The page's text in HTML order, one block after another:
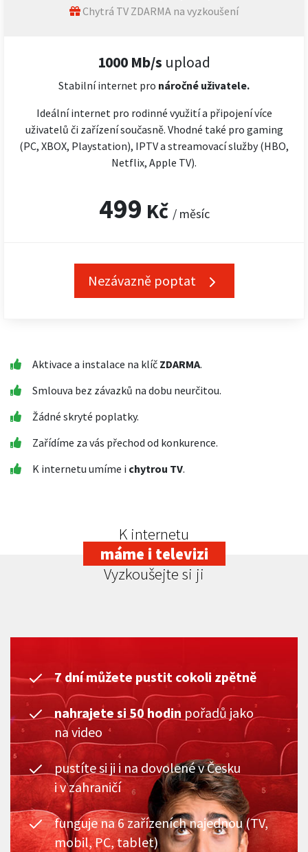
Chytrá TV ZDARMA na vyzkoušení
1000 Mb/s upload
Stabilní internet pro náročné uživatele.
Ideální internet pro rodinné využití a připojení více
uživatelů či zařízení současně. Vhodné také pro gaming
(PC, XBOX, Playstation), IPTV a streamovací služby (HBO,
Netflix, Apple TV).
499 Kč / měsíc
Nezávazně poptat
Aktivace a instalace na klíč ZDARMA.
Smlouva bez závazků na dobu neurčitou.
Žádné skryté poplatky.
Zařídíme za vás přechod od konkurence.
K internetu umíme i chytrou TV.
K internetu
máme i televizi
Vyzkoušejte si ji
7 dní můžete pustit cokoli zpětně
nahrajete si 50 hodin pořadů jako
na video
pustíte si ji i na dovolené v Česku
i v zahraničí
funguje na 6 zařízeních najednou (TV,
mobil, PC, tablet)